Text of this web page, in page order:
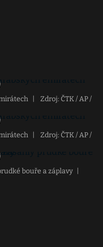
Zdroj: ČTK / AP /
Zdroj: ČTK / AP /
bouře a záplavy